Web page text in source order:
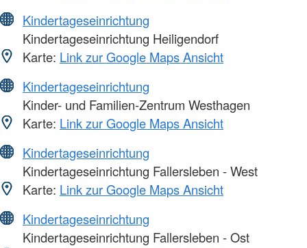
Kindertageseinrichtung
Kindertageseinrichtung Heiligendorf
Karte: Link zur Google Maps Ansicht
Kindertageseinrichtung
Kinder- und Familien-Zentrum Westhagen
Karte: Link zur Google Maps Ansicht
Kindertageseinrichtung
Kindertageseinrichtung Fallersleben - West
Karte: Link zur Google Maps Ansicht
Kindertageseinrichtung
Kindertageseinrichtung Fallersleben - Ost